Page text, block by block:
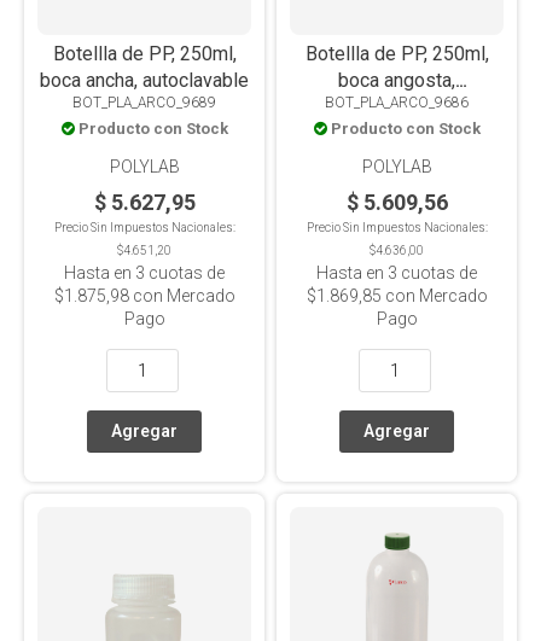
Botellla de PP, 250ml,
boca ancha, autoclavable
BOT_PLA_ARCO_9689
Producto con Stock
POLYLAB
$ 5.627,95
Precio Sin Impuestos Nacionales:
$4.651,20
Hasta en 3 cuotas de
$1.875,98con Mercado
Pago
Botellla de PP, 250ml,
boca angosta,
autoclavable
BOT_PLA_ARCO_9686
Producto con Stock
POLYLAB
$ 5.609,56
Precio Sin Impuestos Nacionales:
$4.636,00
Hasta en 3 cuotas de
$1.869,85 con Mercado
Pago